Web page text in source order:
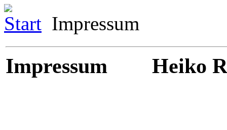
Start Impressum
Impressum Heiko